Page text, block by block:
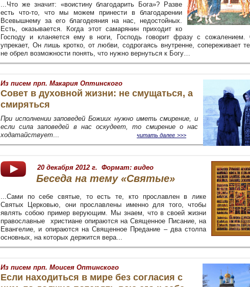
...Что же значит: «воистину благодарить Бога»? Разве
есть что-то, что мы можем принести в благодарении
Всевышнему за его благодеяния на нас, недостойных.
Есть, оказывается. Когда этот самарянин приходит ко
Господу и кланяется ему в ноги, Господь говорит фразу с
упрекает, Он лишь кротко, от любви, содрогаясь внутренне, сопереживает
не обрел возможности понять, что нужно вернуться к Богу…
Из писем прп. Макария Оптинского
Совет в духовной жизни: не смущаться, а
смиряться
При исполнении заповедей Божиих нужно иметь смирение, и
если сила заповедей в нас оскудеет, то смирение о нас
ходатайствует... читать далее >>>
20 декабря 2012 г. Формат: видео
Беседа на тему «Святые»
...Сами по себе святые, то есть те, кто прославлен в лике
Святых Церковью, они прославлены именно для того, чтобы
являть собою пример верующим. Мы знаем, что в своей жизни
православные христиане опираются на Священное Писание, на
Евангелие, и опираются на Священное Предание – два столпа
основных, на которых держится вера...
Из писем прп. Моисея Оптинского
Если находиться в мире без согласия с